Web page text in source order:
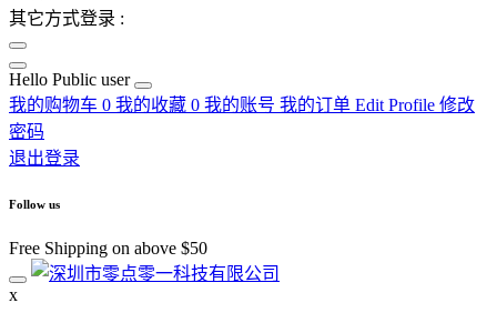
其它方式登录 :
Hello Public user
我的购物车 0 我的收藏 0 我的账号 我的订单 Edit Profile 修改
密码
退出登录
Follow us
Free Shipping on above $50
x